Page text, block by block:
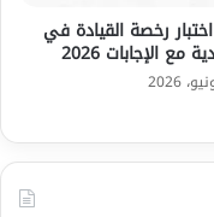
رخصة القيادة في
مع الإجابات 2026